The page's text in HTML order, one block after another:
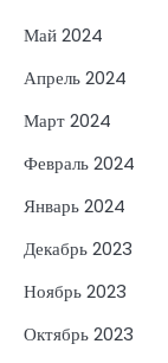
Май 2024
Апрель 2024
Март 2024
Февраль 2024
Январь 2024
Декабрь 2023
Ноябрь 2023
Октябрь 2023